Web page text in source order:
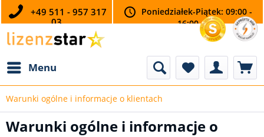
+49 511 - 957 317
03
Poniedziałek-Piątek: 09:00 -
16:00
Menu
Warunki ogólne i informacje o klientach
Warunki ogólne i informacje o